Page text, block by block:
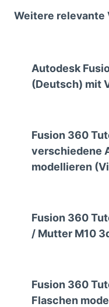
Weitere relevante
Autodesk
(Deutsch) mit
Fusion 360
verschiedene
modellieren
Fusion 360
/ Mutter M10
Fusion 360
Flaschen